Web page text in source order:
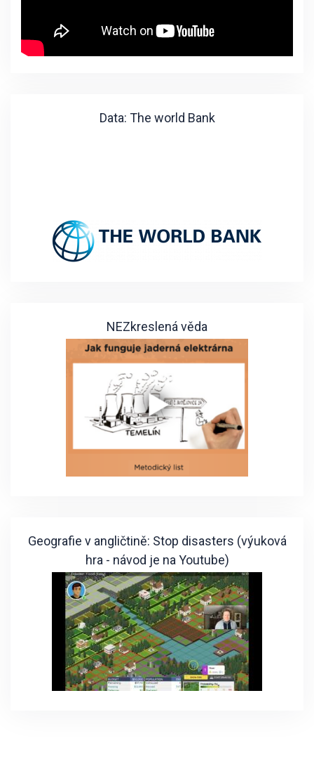
Data: The world Bank
NEZkreslená věda
Geografie v angličtině: Stop disasters (výuková
hra - návod je na Youtube)